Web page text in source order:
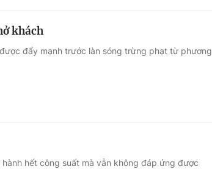
Học trực tuyến
khách
đẩy mạnh trước làn sóng trừng phạt từ phương
hết công suất mà vẫn không đáp ứng được